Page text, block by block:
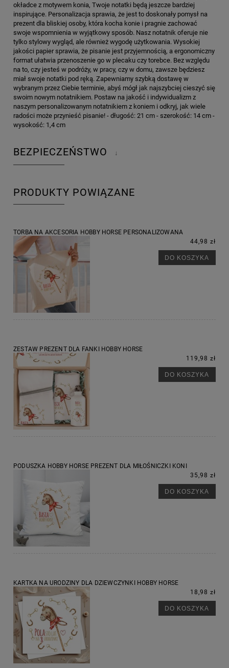
okładce z motywem konia, Twoje notatki będą jeszcze bardziej
inspirujące. Personalizacja sprawia, że jest to doskonały pomysł na
prezent dla bliskiej osoby, która kocha konie i pragnie zachować
swoje wspomnienia w wyjątkowy sposób. Nasz notatnik oferuje nie
tylko stylowy wygląd, ale również wygodę użytkowania. Wysokiej
jakości papier sprawia, że pisanie jest przyjemnością, a ergonomiczny
format ułatwia przenoszenie go w plecaku czy torebce. Bez względu
na to, czy jesteś w podróży, w pracy, czy w domu, zawsze będziesz
miał swoje notatki pod ręką. Zapewniamy szybką dostawę w
wybranym przez Ciebie terminie, abyś mógł jak najszybciej cieszyć się
swoim nowym notatnikiem. Postaw na jakość i indywidualizm z
naszym personalizowanym notatnikiem z koniem i odkryj, jak wiele
radości może przynieść pisanie! - długość: 21 cm - szerokość: 14 cm -
wysokość: 1,4 cm
BEZPIECZEŃSTWO ↓
PRODUKTY POWIĄZANE
TORBA NA AKCESORIA HOBBY HORSE PERSONALIZOWANA
44,98 zł
DO KOSZYKA
ZESTAW PREZENT DLA FANKI HOBBY HORSE
119,98 zł
DO KOSZYKA
PODUSZKA HOBBY HORSE PREZENT DLA MIŁOŚNICZKI KONI
35,98 zł
DO KOSZYKA
KARTKA NA URODZINY DLA DZIEWCZYNKI HOBBY HORSE
18,98 zł
DO KOSZYKA